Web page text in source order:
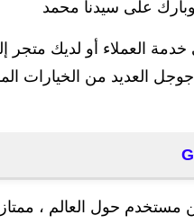
على سيدنا محمد
10 ملايين مستخدم حول